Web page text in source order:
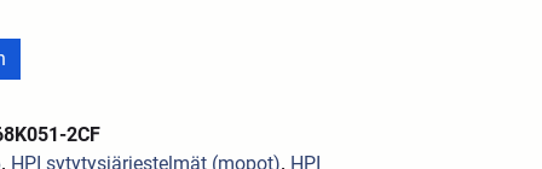
2CF
, HPI sytytysjärjestelmät (mopot), HPI